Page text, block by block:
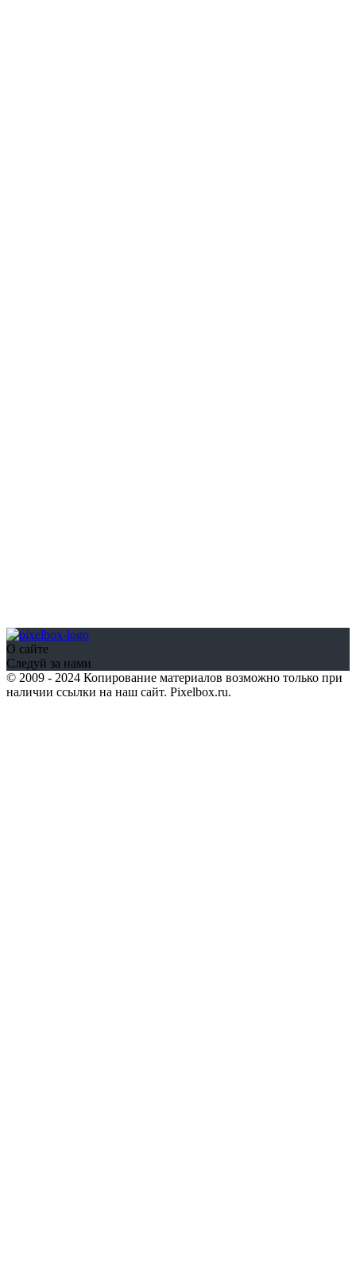
О сайте
Следуй за нами
© 2009 - 2024 Копирование материалов возможно только при
наличии ссылки на наш сайт. Pixelbox.ru.